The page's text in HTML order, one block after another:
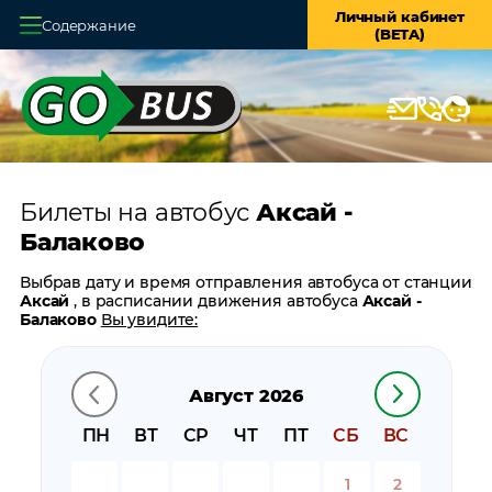
Содержание
Личный кабинет
(BETA)
Главная
О системе
Оплата и доставка
Возврат билетов
Заказ автобуса
Контакты
Билеты на автобусАксай -
Балаково
Август 2026
ПН
ВТ СР ЧТ ПТ СБ ВС
1 2
Выбрав дату и время отправления автобуса от станции
Аксай, в расписании движения автобусаАксай -
Балаково Вы увидите:
время прибытия
время в пути
цену билета
Аксай